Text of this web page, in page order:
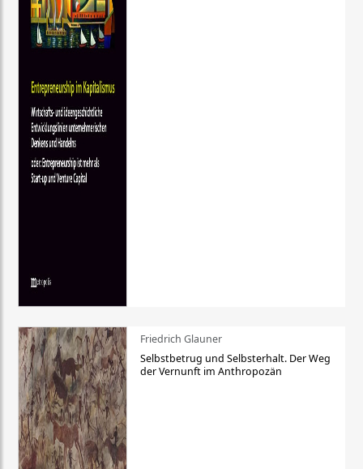
Friedrich Glauner
Selbstbetrug und Selbsterhalt. Der Weg
der Vernunft im Anthropozän